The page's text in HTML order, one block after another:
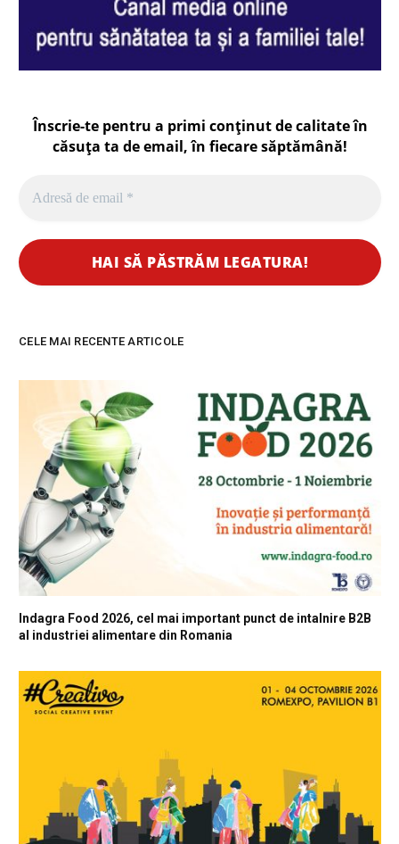
Înscrie-te pentru a primi conținut de calitate în
căsuța ta de email, în fiecaresăptămână!
CELE MAI RECENTE ARTICOLE
Indagra Food 2026, cel mai important punct de intalnire B2B
al industriei alimentare din Romania